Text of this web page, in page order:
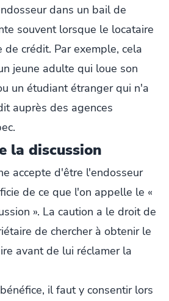
dans un bail de
souvent lorsque le locataire
crédit. Par exemple, cela
jeune adulte qui loue son
un étudiant étranger qui n'a
auprès des agences
la discussion
accepte d'être l'endosseur
de ce que l'on appelle le «
». La caution a le droit de
de chercher à obtenir le
avant de lui réclamer la
il faut y consentir lors